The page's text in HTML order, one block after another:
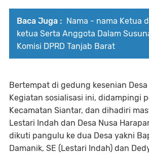
Baca Juga : Nama - nama Ketua
ketua Serta Anggota Dalam
Komisi DPRD Tanjab Barat
Bertempat di gedung kesenian
Kegiatan sosialisasi ini, didampingi
Kecamatan Siantar, dan dihadiri
Lestari Indah dan Desa Nusa
dikuti pangulu ke dua Desa yakni
Damanik, SE (Lestari Indah) dan